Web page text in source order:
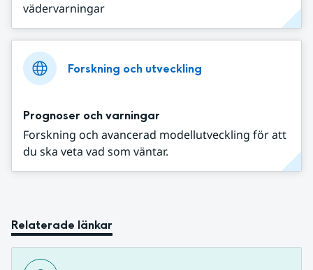
vädervarningar
Forskning och utveckling
Prognoser och varningar
Forskning och avancerad modellutveckling för att
du ska veta vad som väntar.
Relaterade länkar